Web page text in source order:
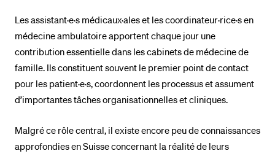
Les assistant·e·s médicaux·ales et les coordinateur·rice·s en
médecine ambulatoire apportent chaque jour une
contribution essentielle dans les cabinets de médecine de
famille. Ils constituent souvent le premier point de contact
pour les patient·e·s, coordonnent les processus et assument
d’importantes tâches organisationnelles et cliniques.
Malgré ce rôle central, il existe encore peu de connaissances
approfondies en Suisse concernant la réalité de leurs
BELIEBTE INHALTE
Vorlesungsverzeichnis
Bibliothek
Sportangebot
Anmeldung und Zulassung